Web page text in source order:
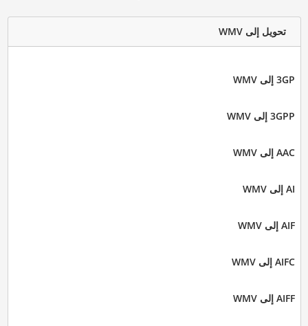
تحويل إلى WMV
3GP إلى WMV
3GPP إلى WMV
AAC إلى WMV
AI إلى WMV
AIF إلى WMV
AIFC إلى WMV
AIFF إلى WMV